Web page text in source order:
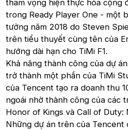
tham vọng hiện thực hóa cộng
trong Ready Player One - một
tưởng năm 2018 do Steven
trên tiểu thuyết cùng tên của
hướng dài hạn cho TiMi F1.
Khả năng thành công của dự
trở thành một phần của TiMi
của Tencent tạo ra doanh thu
ngoái nhờ thành công của các
Honor of Kings và Call of Duty:
Những dự án trên của Tencent